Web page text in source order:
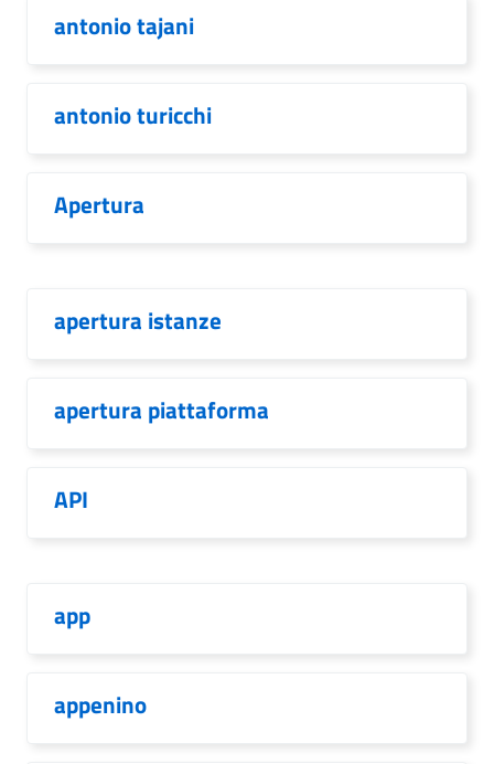
antonio tajani
antonio turicchi
Apertura
apertura istanze
apertura piattaforma
API
app
appenino